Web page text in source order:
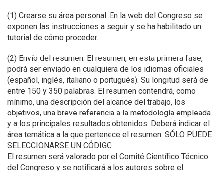
(1) Crearse su área personal. En la web del Congreso se
exponen las instrucciones a seguir y se ha habilitado un
tutorial de cómo proceder.
(2) Envío del resumen. El resumen, en esta primera fase,
podrá ser enviado en cualquiera de los idiomas oficiales
(español, inglés, italiano o portugués). Su longitud será de
entre 150 y 350 palabras. El resumen contendrá, como
mínimo, una descripción del alcance del trabajo, los
objetivos, una breve referencia a la metodología empleada
y a los principales resultados obtenidos. Deberá indicar el
área temática a la que pertenece el resumen. SÓLO PUEDE
SELECCIONARSE UN CÓDIGO.
El resumen será valorado por el Comité Científico Técnico
del Congreso y se notificará a los autores sobre el